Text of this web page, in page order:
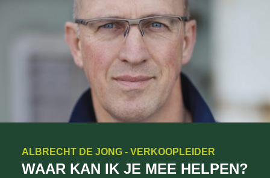
ALBRECHT DE JONG - VERKOOPLEIDER
WAAR KAN IK JE MEE HELPEN?